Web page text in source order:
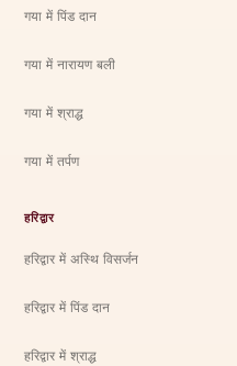
गया में पिंड दान
गया में नारायण बली
गया में श्राद्ध
गया में तर्पण
हरिद्वार
हरिद्वार में अस्थि विसर्जन
हरिद्वार में पिंड दान
हरिद्वार में श्राद्ध